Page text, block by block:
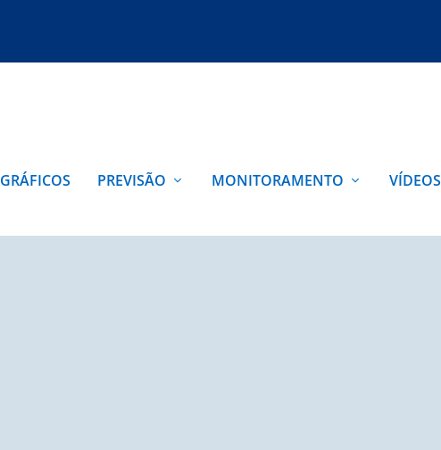
GRÁFICOS PREVISÃO MONITORAMENTO VÍDEOS